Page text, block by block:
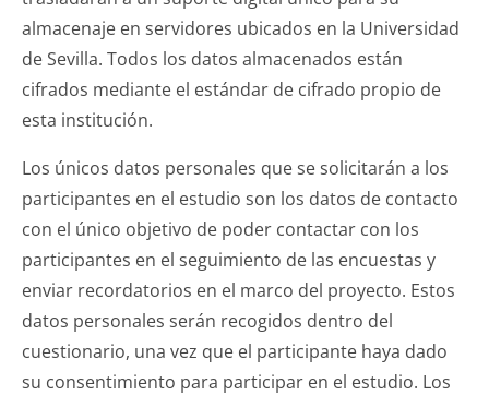
almacenaje en servidores ubicados en la Universidad
de Sevilla. Todos los datos almacenados están
cifrados mediante el estándar de cifrado propio de
esta institución.
Los únicos datos personales que se solicitarán a los
participantes en el estudio son los datos de contacto
con el único objetivo de poder contactar con los
participantes en el seguimiento de las encuestas y
enviar recordatorios en el marco del proyecto. Estos
datos personales serán recogidos dentro del
cuestionario, una vez que el participante haya dado
su consentimiento para participar en el estudio. Los